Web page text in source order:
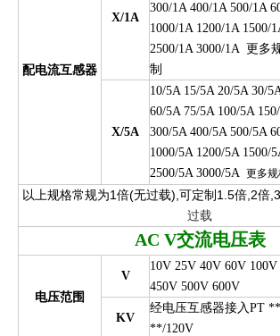
配电流互感器
X/1A
300/1A 400/1A 500/1A
1000/1A 1200/1A 1500/
2500/1A 3000/1A 更多
制
X/5A
10/5A 15/5A 20/5A 30/
60/5A 75/5A 100/5A
300/5A 400/5A 500/5A
1000/5A 1200/5A 1500/
2500/5A 3000/5A 更多规
以上规格常规为1倍(无过载),可定制1.5倍,2倍,3
过载
AC V交流电压表
电压范围
V
10V 25V 40V 60V
450V 500V 600V
KV
经电压互感器接入PT
**/120V